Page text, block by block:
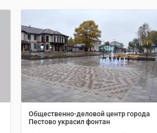
Общественно-деловой центр города
Пестово украсил фонтан